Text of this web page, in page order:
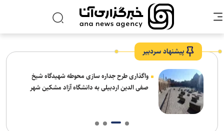
پیشنهاد سردبیر
واگذاری طرح جداره سازی محوطه شهیدگاه شیخ
صفی الدین اردبیلی به دانشگاه آزاد مشکین شهر